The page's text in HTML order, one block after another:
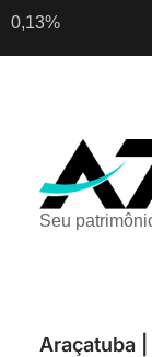
0,13%
Seu
Araçatuba